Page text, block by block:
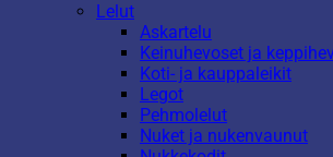
Lelut
Askartelu
Keinuhevoset ja
Koti- ja kauppaleikit
Legot
Pehmolelut
Nuket ja nukenvaunut